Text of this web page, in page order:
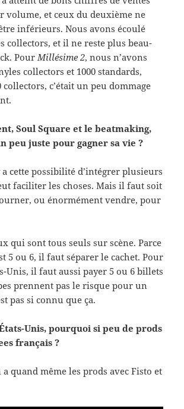
vol­ume, et ceux du deux­ième ne
inférieurs. Nous avons écoulé
col­lec­tors, et il ne reste plus beau­
PourMil­lésime 2, nous n’avons
col­lec­tors et 1000 stan­dards,
col­lec­tors, c’était un peu dom­mage
Soul Square et le beat­mak­ing,
peu juste pour gag­ner sa vie ?
a cette pos­si­bil­ité d’intégrer plusieurs
faciliter les choses. Mais il faut soit
ou énor­mé­ment ven­dre, pour
qui sont tous seuls sur scène. Parce
5 ou 6, il faut séparer le cachet. Pour
​Unis, il faut aussi payer 5 ou 6 bil­lets
pren­nent pas le risque pour un
pas si connu que ça.
​Unis, pourquoi si peu de prods
français ?
a quand même les prods avec Fisto et